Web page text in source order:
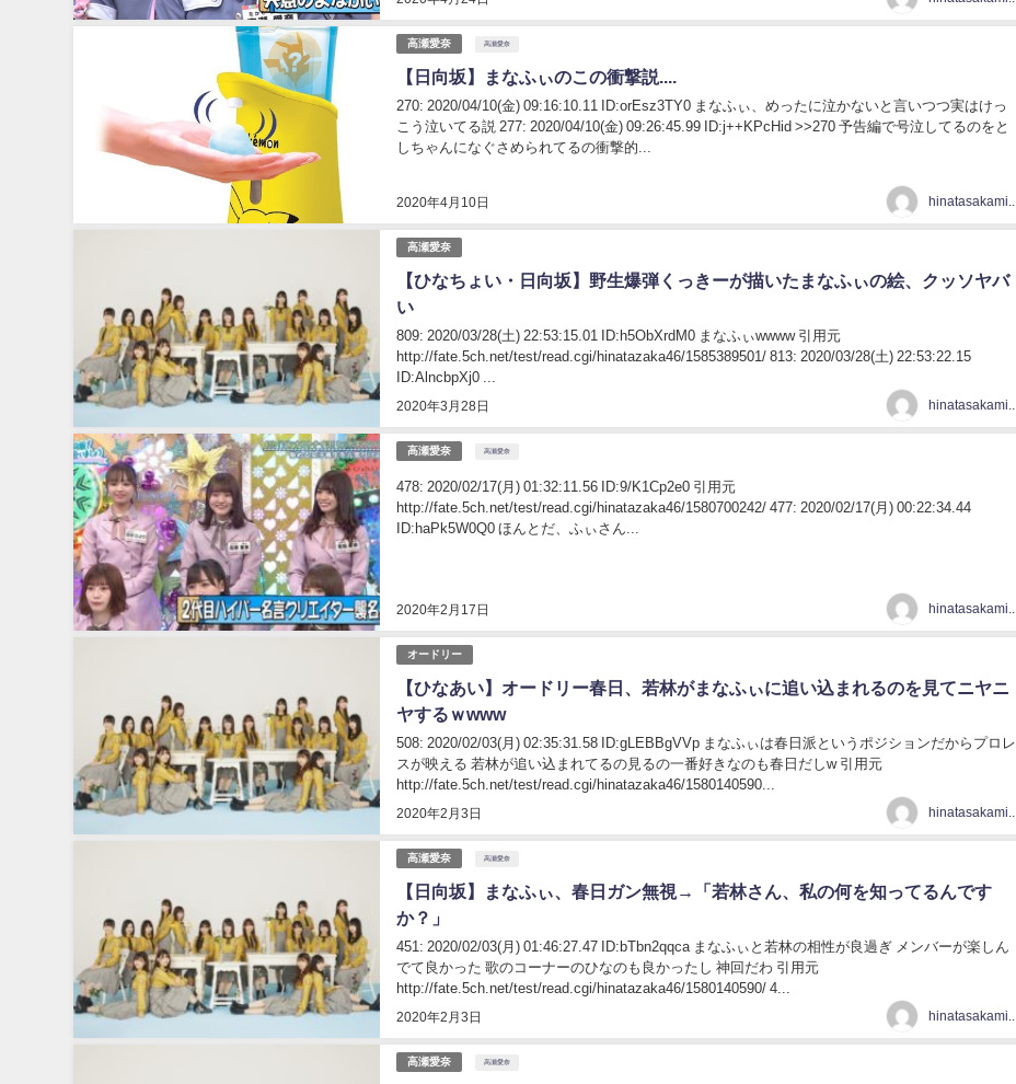
高瀬愛奈 高瀬愛奈
【日向坂】まなふぃのこの衝撃説....
2020年4月10日
270: 2020/04/10(金) 09:16:10.11 ID:orEsz3TY0 まなふぃ、めったに泣かないと言いつつ実はけっ
こう泣いてる説 277: 2020/04/10(金) 09:26:45.99 ID:j++KPcHid >>270 予告編で号泣してるのをと
しちゃんになぐさめられてるの衝撃的...
高瀬愛奈
【ひなちょい・日向坂】野生爆弾くっきーが描いたまなふぃの絵、クッソヤバ
い
2020年3月28日
809: 2020/03/28(土) 22:53:15.01 ID:h5ObXrdM0 まなふぃwwww 引用元
http://fate.5ch.net/test/read.cgi/hinatazaka46/1585389501/ 813: 2020/03/28(土) 22:53:22.15
ID:AlncbpXj0 ...
高瀬愛奈 高瀬愛奈
2020年2月17日
478: 2020/02/17(月) 01:32:11.56 ID:9/K1Cp2e0 引用元
http://fate.5ch.net/test/read.cgi/hinatazaka46/1580700242/ 477: 2020/02/17(月) 00:22:34.44
ID:haPk5W0Q0 ほんとだ、ふぃさん...
オードリー
【ひなあい】オードリー春日、若林がまなふぃに追い込まれるのを見てニヤニ
ヤするｗwww
2020年2月3日
508: 2020/02/03(月) 02:35:31.58 ID:gLEBBgVVp まなふぃは春日派というポジションだからプロレ
スが映える 若林が追い込まれてるの見るの一番好きなのも春日だしw 引用元
http://fate.5ch.net/test/read.cgi/hinatazaka46/1580140590...
高瀬愛奈 高瀬愛奈
【日向坂】まなふぃ、春日ガン無視→「若林さん、私の何を知ってるんです
か？」
2020年2月3日
451: 2020/02/03(月) 01:46:27.47 ID:bTbn2qqca まなふぃと若林の相性が良過ぎ メンバーが楽しん
でて良かった 歌のコーナーのひなのも良かったし 神回だわ 引用元
http://fate.5ch.net/test/read.cgi/hinatazaka46/1580140590/ 4...
高瀬愛奈 高瀬愛奈